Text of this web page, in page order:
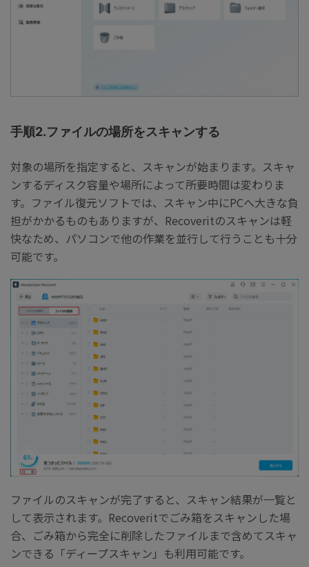
手順2.ファイルの場所をスキャンする
対象の場所を指定すると、スキャンが始まります。スキャ
ンするディスク容量や場所によって所要時間は変わりま
す。ファイル復元ソフトでは、スキャン中にPCへ大きな負
担がかかるものもありますが、Recoveritのスキャンは軽
快なため、パソコンで他の作業を並行して行うことも十分
可能です。
ファイルのスキャンが完了すると、スキャン結果が一覧と
して表示されます。Recoveritでごみ箱をスキャンした場
合、ごみ箱から完全に削除したファイルまで含めてスキャ
ンできる「ディープスキャン」も利用可能です。